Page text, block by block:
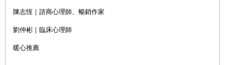
陳志恆｜諮商心理師、暢銷作家
劉仲彬｜臨床心理師
暖心推薦